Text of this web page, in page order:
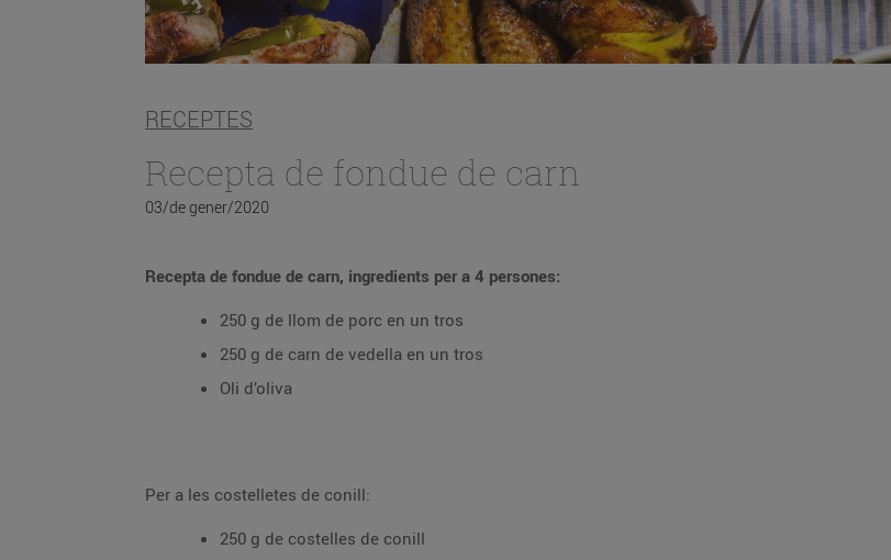
RECEPTES
Recepta de fondue de carn
03/de gener/2020
Recepta de fondue de carn, ingredients per a 4 persones:
250 g de llom de porc en un tros
250 g de carn de vedella en un tros
Oli d’oliva
Per a les costelletes de conill:
250 g de costelles de conill